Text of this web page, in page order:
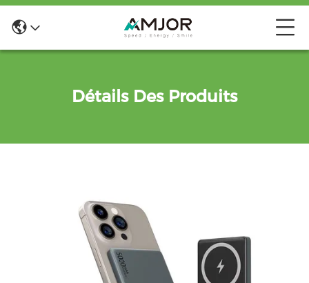
Détails Des Produits